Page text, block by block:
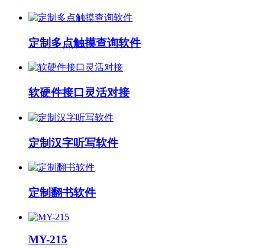
定制多点触摸查询软件
软硬件接口灵活对接
定制汉字听写软件
定制翻书软件
MY-215